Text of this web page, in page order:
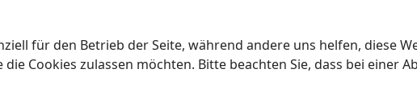
für den Betrieb der Seite, während andere uns helfen, diese
Cookies zulassen möchten. Bitte beachten Sie, dass bei einer